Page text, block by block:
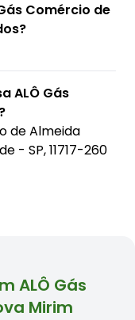
Comércio de
ALÔ Gás
de Almeida
- SP, 11717-260
ALÔ Gás
Mirim